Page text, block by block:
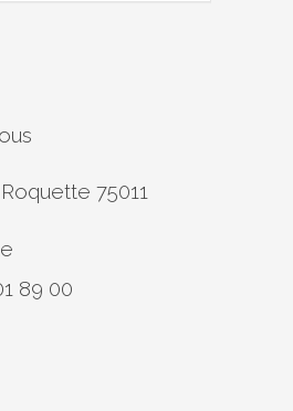
75011
89 00